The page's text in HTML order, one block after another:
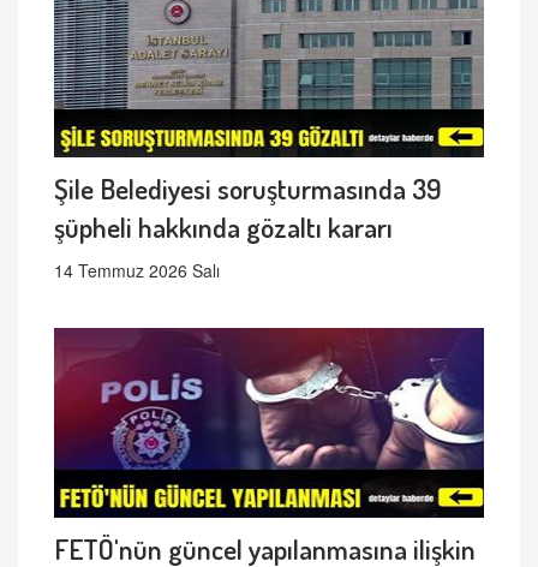
Şile Belediyesi soruşturmasında 39
şüpheli hakkında gözaltı kararı
14 Temmuz 2026 Salı
FETÖ'nün güncel yapılanmasına ilişkin